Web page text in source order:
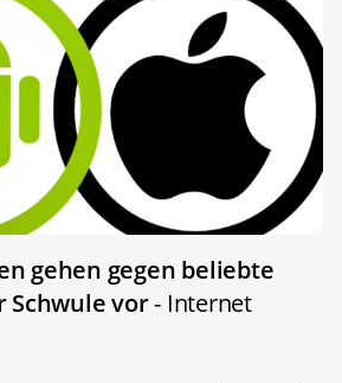
gehen gegen beliebte
Schwule vor- Internet